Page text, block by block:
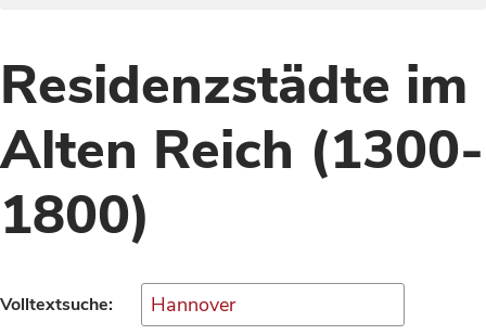
Residenzstädte im
Alten Reich (1300-
1800)
Volltextsuche: